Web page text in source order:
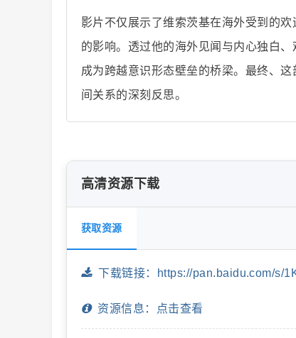
影片不仅展示了维索茨基在海外受到的
的影响。透过他的海外见闻与内心独白
成为跨越意识形态壁垒的桥梁。最终、
间关系的深刻反思。
高清资源下载
获取资源
下载链接：https://pan.baidu.com/s/
资源信息：点击查看